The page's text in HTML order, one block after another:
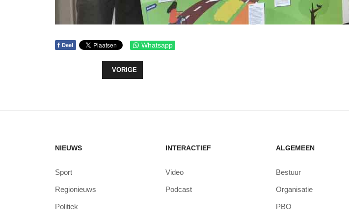
f Deel Whatsapp
VORIG ARTIKEL: TELT UW STEM MEE IN HET BELEID DE KOMENDE 4 JAREN?
VORIGE
NIEUWS
Sport
Regionieuws
Politiek
INTERACTIEF
Video
Podcast
ALGEMEEN
Bestuur
Organisatie
PBO